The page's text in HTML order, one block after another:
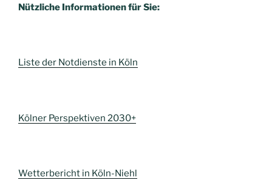
Nützliche Informationen für Sie:
Liste der Notdienste in Köln
Kölner Perspektiven 2030+
Wetterbericht in Köln-Niehl